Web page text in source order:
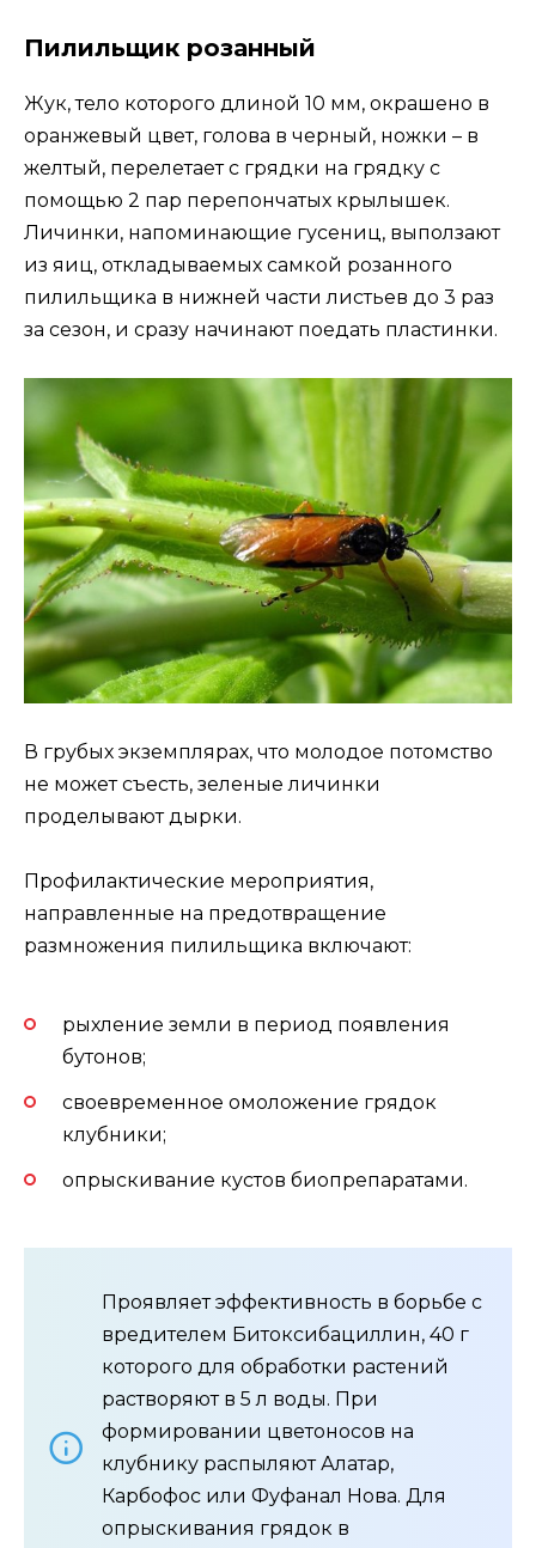
Пилильщик розанный
Жук, тело которого длиной 10 мм, окрашено в
оранжевый цвет, голова в черный, ножки – в
желтый, перелетает с грядки на грядку с
помощью 2 пар перепончатых крылышек.
Личинки, напоминающие гусениц, выползают
из яиц, откладываемых самкой розанного
пилильщика в нижней части листьев до 3 раз
за сезон, и сразу начинают поедать пластинки.
В грубых экземплярах, что молодое потомство
не может съесть, зеленые личинки
проделывают дырки.
Профилактические мероприятия,
направленные на предотвращение
размножения пилильщика включают:
рыхление земли в период появления
бутонов;
своевременное омоложение грядок
клубники;
опрыскивание кустов биопрепаратами.
Проявляет эффективность в борьбе с
вредителем Битоксибациллин, 40 г
которого для обработки растений
растворяют в 5 л воды. При
формировании цветоносов на
клубнику распыляют Алатар,
Карбофос или Фуфанал Нова. Для
опрыскивания грядок в